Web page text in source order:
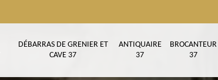
DÉBARRAS DE GRENIER ET
CAVE 37
ANTIQUAIRE
37
BROCANTEUR
37